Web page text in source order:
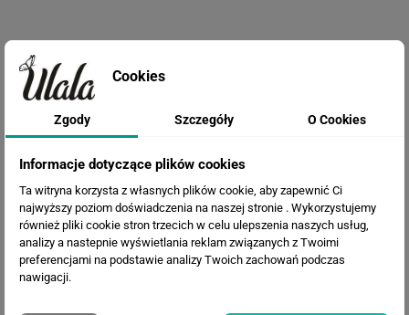
Fototapeta Żurawie
Cookies
Zgody Szczegóły O Cookies
Informacje dotyczące plików cookies
Ta witryna korzysta z własnych plików cookie, aby zapewnić Ci
najwyższy poziom doświadczenia na naszej stronie . Wykorzystujemy
również pliki cookie stron trzecich w celu ulepszenia naszych usług,
analizy a nastepnie wyświetlania reklam związanych z Twoimi
preferencjami na podstawie analizy Twoich zachowań podczas
nawigacji.